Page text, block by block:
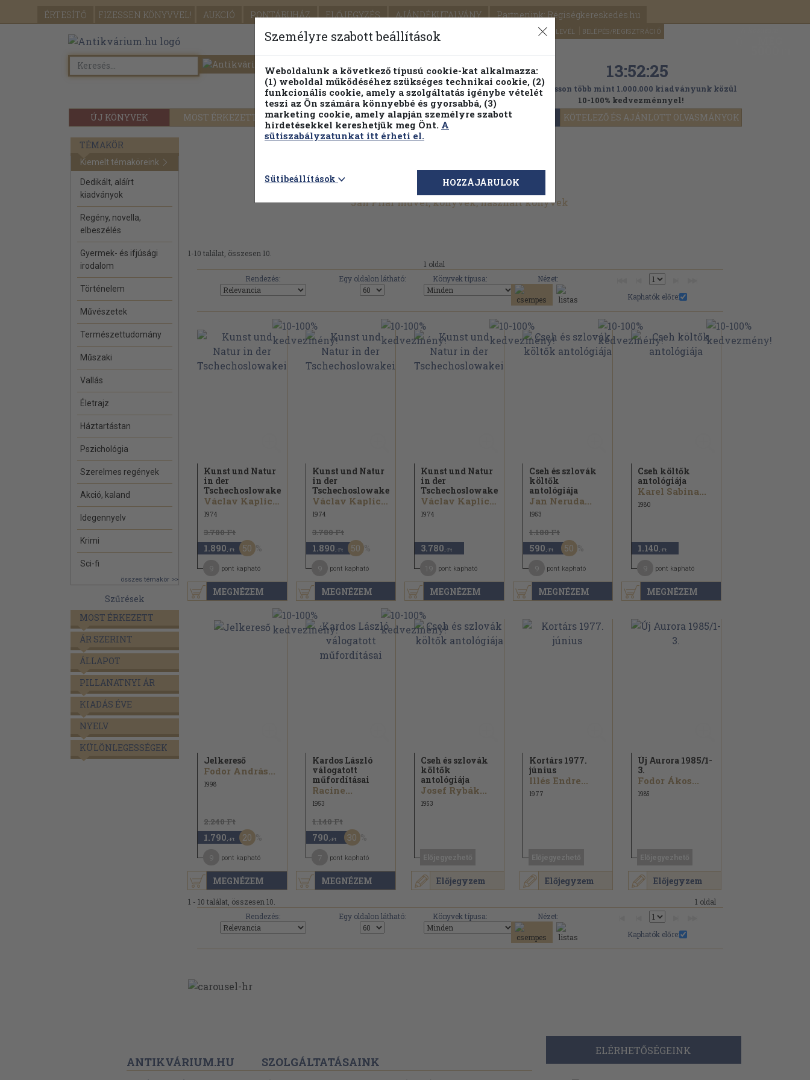
ÉRTESÍTŐ FIZESSEN KÖNYVVEL! AUKCIÓ PONTÁRUHÁZ ELŐJEGYZÉS AJÁNDÉKUTALVÁNY Partnerünk: Régiségkereskedés.hu
SEGÍTSÉG HÍRLEVÉL BELÉPÉS/REGISZTRÁCIÓ
ÚJ KÖNYVEK MOST ÉRKEZETT PILLANATNYI ÁRAINK FENNTARTHATÓ OLVASMÁNYOK KÖTELEZŐ ÉS AJÁNLOTT OLVASMÁNYOK
Részletes kereső Témaköri fa 13:52:25
Válogasson több mint 1.000.000 kiadványunk közül
10-100% kedvezménnyel!
TÉMAKÖR
Kiemelt témaköreink
Dedikált, aláírt
kiadványok
Regény, novella,
elbeszélés
Gyermek- és ifjúsági
irodalom
Történelem
Művészetek
Természettudomány
Műszaki
Vallás
Életrajz
Háztartástan
Pszichológia
Szerelmes regények
Akció, kaland
Idegennyelv
Krimi
Sci-fi
összes témakör >>
Szűrések
MOST ÉRKEZETT
ÁR SZERINT
ÁLLAPOT
PILLANATNYI ÁR
KIADÁS ÉVE
NYELV
KÜLÖNLEGESSÉGEK
Jan Pilar művei, könyvek, használt könyvek
1-10 találat, összesen 10.
1 oldal
Rendezés:
Egy oldalon látható: Könyvek típusa:
Nézet:
Kaphatók előre:
MEGNÉZEM
Kunst und Natur
in der
Tschechoslowakei
Václav Kaplicky...
1974
3.780 Ft
1.890 ,-Ft 50
pont kapható
MEGNÉZEM
Kunst und Natur
in der
Tschechoslowakei
Václav Kaplicky...
1974
3.780 Ft
1.890 ,-Ft 50
pont kapható
MEGNÉZEM
Kunst und Natur
in der
Tschechoslowakei
Václav Kaplicky...
1974
3.780 ,-Ft
pont kapható
MEGNÉZEM
Cseh és szlovák
költők
antológiája
Jan Neruda...
1953
1.180 Ft
590 ,-Ft 50
pont kapható
MEGNÉZEM
Cseh költők
antológiája
Karel Sabina...
1980
1.140 ,-Ft
pont kapható
MEGNÉZEM
Jelkereső
Fodor András...
1998
2.240 Ft
1.790 ,-Ft 20
pont kapható
MEGNÉZEM
Kardos László
válogatott
műfordításai
Racine...
1953
1.140 Ft
790 ,-Ft 30
pont kapható
Előjegyzem
Cseh és szlovák
költők
antológiája
Josef Rybák...
1953
Előjegyzem
Kortárs 1977.
június
Illés Endre...
1977
Előjegyzem
Új Aurora 1985/1-
3.
Fodor Ákos...
1985
1 - 10 találat, összesen 10.
1 oldal
Rendezés:
Egy oldalon látható: Könyvek típusa:
Nézet:
Kaphatók előre:
ANTIKVÁRIUM.HU SZOLGÁLTATÁSAINK
ELÉRHETŐSÉGEINK
Személyre szabott beállítások
Weboldalunk a következő típusú cookie-kat alkalmazza:
(1) weboldal működéséhez szükséges technikai cookie, (2)
funkcionális cookie, amely a szolgáltatás igénybe vételét
teszi az Ön számára könnyebbé és gyorsabbá, (3)
marketing cookie, amely alapján személyre szabott
hirdetésekkel kereshetjük meg Önt. A
sütiszabályzatunkat itt érheti el.
Sütibeállítások HOZZÁJÁRULOK